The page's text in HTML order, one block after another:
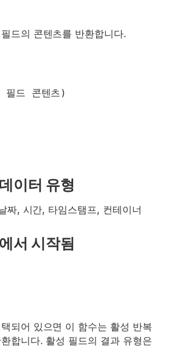
드의 콘텐츠를 반환합니다.
필드 콘텐츠)
이터 유형
짜, 시간, 타임스탬프, 컨테이너
서 시작됨
되어 있으면 이 함수는 활성 반복
합니다. 활성 필드의 결과 유형은